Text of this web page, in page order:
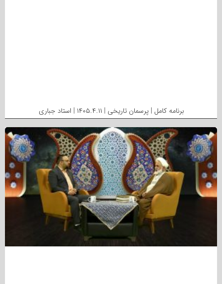
برنامه کامل | پرسمان تاریخی | ۱۴۰۵.۴.۱۱ | استاد جباری